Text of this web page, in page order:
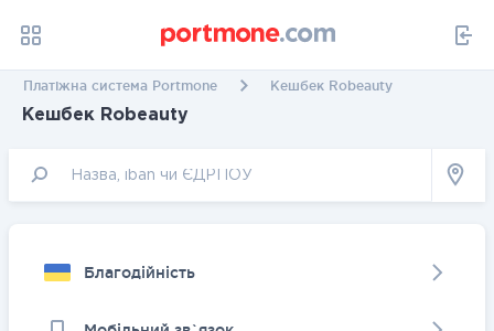
Платіжна система Portmone Кешбек Robeauty
Кешбек Robeauty
Благодійність